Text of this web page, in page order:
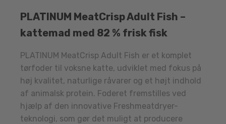
PLATINUM MeatCrisp Adult Fish –
kattemad med 82 % frisk fisk
PLATINUM MeatCrisp Adult Fish er et komplet
tørfoder til voksne katte, udviklet med fokus på
høj kvalitet, naturlige råvarer og et højt indhold
af animalsk protein. Foderet fremstilles ved
hjælp af den innovative Freshmeatdryer-
teknologi, som gør det muligt at producere